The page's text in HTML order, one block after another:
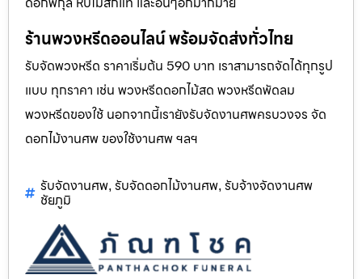
ร้านพวงหรีดออนไลน์ พร้อมจัดส่งทั่วไทย
รับจัดพวงหรีด ราคาเริ่มต้น 590 บาท เราสามารถจัดได้ทุกรูป
แบบ ทุกราคา เช่น พวงหรีดดอกไม้สด พวงหรีดพัดลม
พวงหรีดของใช้ นอกจากนี้เรายังรับจัดงานศพครบวงจร จัด
ดอกไม้งานศพ ของใช้งานศพ ฯลฯ
รับจัดงานศพ, รับจัดดอกไม้งานศพ, รับจ้างจัดงานศพ
ชัยภูมิ